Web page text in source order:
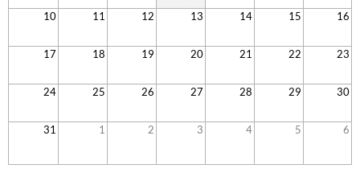
10 11 12 13 14 15 16
17 18 19 20 21 22 23
24 25 26 27 28 29 30
31 1 2 3 4 5 6